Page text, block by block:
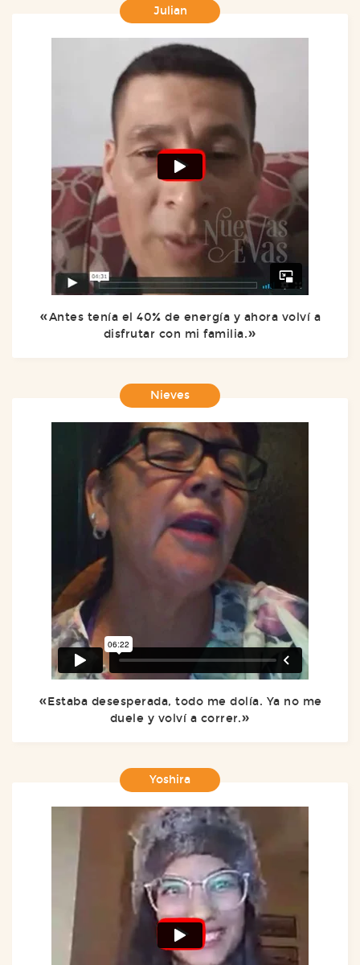
Julian
Antes tenía el 40% de energía y ahora volví a
disfrutar con mi familia.
Nieves
Estaba desesperada, todo me dolía. Ya no me
duele y volví a correr.
Yoshira